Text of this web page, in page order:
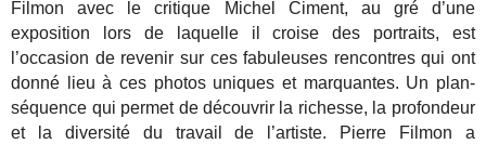
Filmon avec le critique Michel Ciment, au gré d’une
exposition lors de laquelle il croise des portraits, est
l’occasion de revenir sur ces fabuleuses rencontres qui ont
donné lieu à ces photos uniques et marquantes. Un plan-
séquence qui permet de découvrir la richesse, la profondeur
et la diversité du travail de l’artiste. Pierre Filmon a